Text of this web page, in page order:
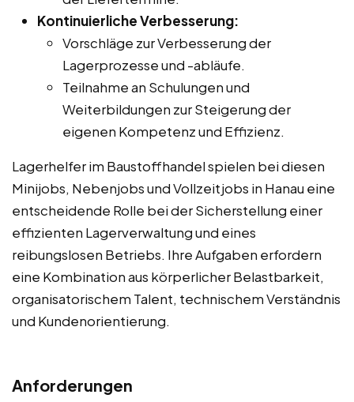
Kontinuierliche Verbesserung:
Vorschläge zur Verbesserung der
Lagerprozesse und -abläufe.
Teilnahme an Schulungen und
Weiterbildungen zur Steigerung der
eigenen Kompetenz und Effizienz.
Lagerhelfer im Baustoffhandel spielen bei diesen
Minijobs, Nebenjobs und Vollzeitjobs in Hanau eine
entscheidende Rolle bei der Sicherstellung einer
effizienten Lagerverwaltung und eines
reibungslosen Betriebs. Ihre Aufgaben erfordern
eine Kombination aus körperlicher Belastbarkeit,
organisatorischem Talent, technischem Verständnis
und Kundenorientierung.
Anforderungen